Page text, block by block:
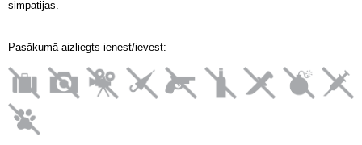
simpātijas.
Pasākumā aizliegts ienest/ievest: